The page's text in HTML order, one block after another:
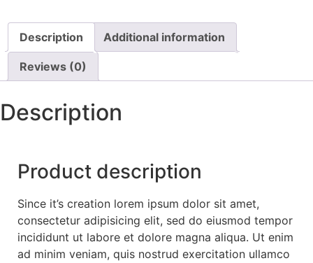
Description Additional information
Reviews (0)
Description
Product description
Since it’s creation lorem ipsum dolor sit amet,
consectetur adipisicing elit, sed do eiusmod tempor
incididunt ut labore et dolore magna aliqua. Ut enim
ad minim veniam, quis nostrud exercitation ullamco